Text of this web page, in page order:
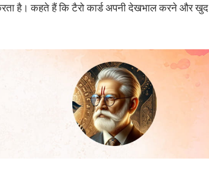
करता है। कहते हैं कि टैरो कार्ड अपनी देखभाल करने और खुद